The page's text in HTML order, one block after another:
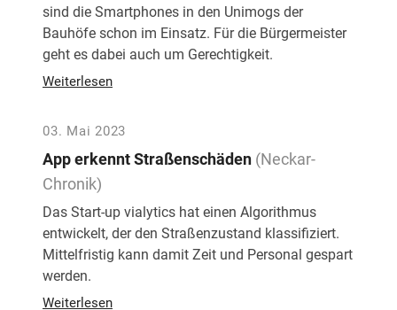
sind die Smartphones in den Unimogs der
Bauhöfe schon im Einsatz. Für die Bürgermeister
geht es dabei auch um Gerechtigkeit.
Weiterlesen
03. Mai 2023
App erkennt Straßenschäden (Neckar-
Chronik)
Das Start-up vialytics hat einen Algorithmus
entwickelt, der den Straßenzustand klassifiziert.
Mittelfristig kann damit Zeit und Personal gespart
werden.
Weiterlesen